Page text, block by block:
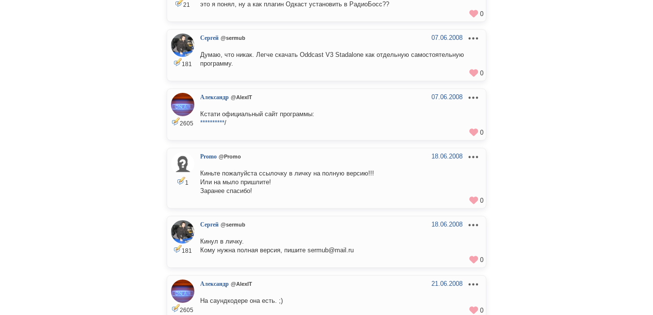
21
это я понял, ну а как плагин Одкаст установить в РадиоБосс??
0
181
Сергей @sermub 07.06.2008
Думаю, что никак. Легче скачать Oddcast V3 Stadalone как отдельную самостоятельную
программу.
0
2605
Александр @AlexIT 07.06.2008
Кстати официальный сайт программы:
**********/
0
1
Promo @Promo 18.06.2008
Киньте пожалуйста ссылочку в личку на полную версию!!!
Или на мыло пришлите!
Заранее спасибо!
0
181
Сергей @sermub 18.06.2008
Кинул в личку.
Кому нужна полная версия, пишите sermub@mail.ru
0
2605
Александр @AlexIT 21.06.2008
На саундкодере она есть. ;)
0